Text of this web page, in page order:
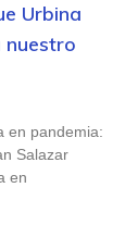
Urbina
nuestro
en pandemia:
Salazar
en